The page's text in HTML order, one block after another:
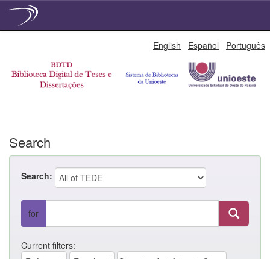
English Español Português
Search
Search:
for
Current filters: